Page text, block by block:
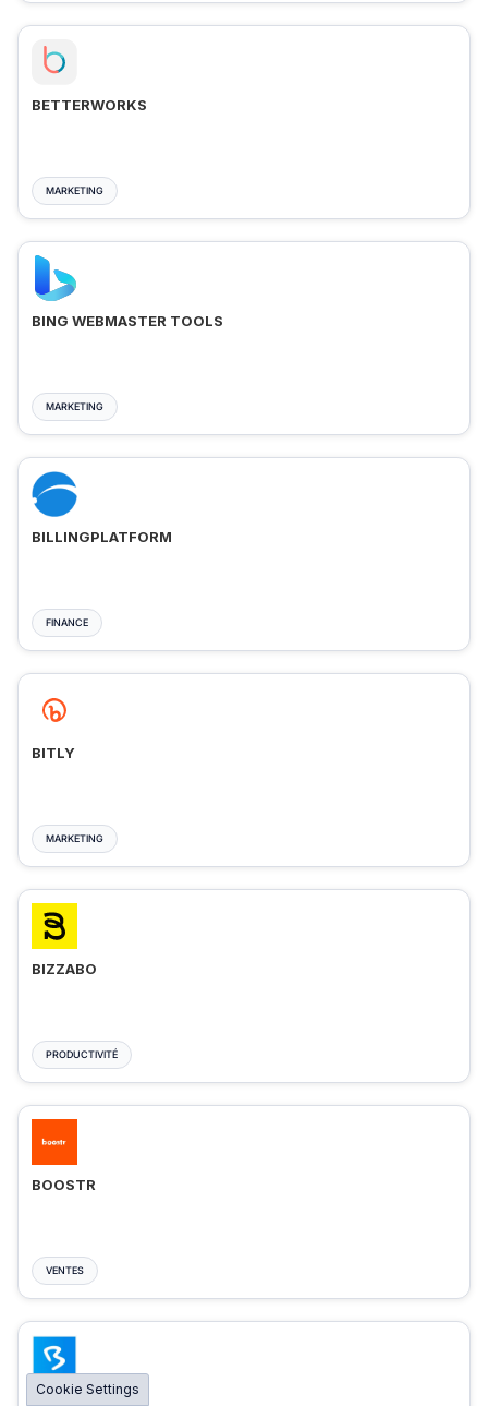
BETTERWORKS
MARKETING
BING WEBMASTER TOOLS
MARKETING
BILLINGPLATFORM
FINANCE
BITLY
MARKETING
BIZZABO
PRODUCTIVITÉ
BOOSTR
VENTES
BIGMARKER
Cookie Settings